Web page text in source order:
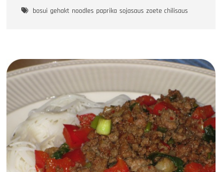
bosui gehakt noodles paprika sojasaus zoete chilisaus